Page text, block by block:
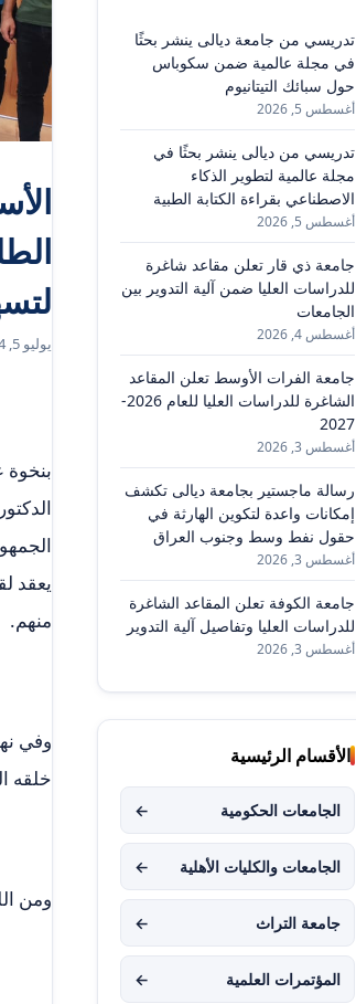
يوليو 5, 2024
بنخوة
يعقد
منهم.
وفي
خلقه
ومن
تدريسي من جامعة ديالى ينشر بحثًا
في مجلة عالمية ضمن سكوباس
حول سبائك التيتانيوم
أغسطس 5, 2026
تدريسي من ديالى ينشر بحثًا في
مجلة عالمية لتطوير الذكاء
الاصطناعي بقراءة الكتابة الطبية
أغسطس 5, 2026
جامعة ذي قار تعلن مقاعد شاغرة
للدراسات العليا ضمن آلية التدوير بين
الجامعات
أغسطس 4, 2026
جامعة الفرات الأوسط تعلن المقاعد
الشاغرة للدراسات العليا للعام 2026-
2027
أغسطس 3, 2026
رسالة ماجستير بجامعة ديالى تكشف
إمكانات واعدة لتكوين الهارثة في
حقول نفط وسط وجنوب العراق
أغسطس 3, 2026
جامعة الكوفة تعلن المقاعد الشاغرة
للدراسات العليا وتفاصيل آلية التدوير
أغسطس 3, 2026
الأقسام الرئيسية
الجامعات الحكومية ←
الجامعات والكليات الأهلية ←
جامعة التراث ←
المؤتمرات العلمية ←